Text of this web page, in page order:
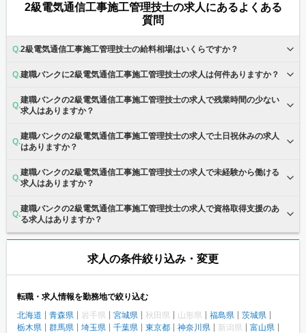
2級電気通信工事施工管理技士の求人にあるよくある
質問
2級電気通信工事施工管理技士の給料相場はいくらですか？
建職バンクに2級電気通信工事施工管理技士の求人は何件ありますか？
建職バンクの2級電気通信工事施工管理技士の求人で残業時間の少ない
求人はありますか？
建職バンクの2級電気通信工事施工管理技士の求人で土日祝休みの求人
はありますか？
建職バンクの2級電気通信工事施工管理技士の求人で未経験から働ける
求人はありますか？
建職バンクの2級電気通信工事施工管理技士の求人で資格取得支援のあ
る求人はありますか？
求人の条件絞り込み・変更
転職・求人情報を勤務地で絞り込む
北海道
青森県 岩手県 宮城県 秋田県 山形県 福島県
茨城県
栃木県
群馬県 埼玉県 千葉県 東京都 神奈川県 新潟県
富山県